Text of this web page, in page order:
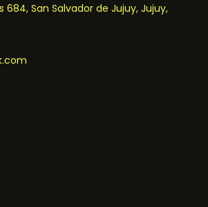
684, San Salvador de Jujuy, Jujuy,